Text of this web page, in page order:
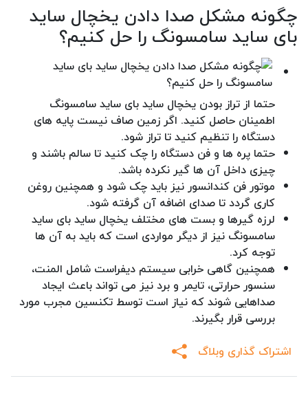
چگونه مشکل صدا دادن یخچال ساید
بای ساید سامسونگ را حل کنیم؟
حتما از تراز بودن یخچال ساید بای ساید سامسونگ
اطمینان حاصل کنید. اگر زمین صاف نیست پایه های
دستگاه را تنظیم کنید تا تراز شود.
حتما پره ها و فن دستگاه را چک کنید تا سالم باشند و
چیزی داخل آن ها گیر نکرده باشد.
موتور فن کندانسور نیز باید چک شود و همچنین روغن
کاری گردد تا صدای اضافه آن گرفته شود.
لرزه گیرها و بست های مختلف یخچال ساید بای ساید
سامسونگ نیز از دیگر مواردی است که باید به آن ها
توجه کرد.
همچنین گاهی خرابی سیستم دیفراست شامل المنت،
سنسور حرارتی، تایمر و برد نیز می تواند باعث ایجاد
صداهایی شوند که نیاز است توسط تکنسین مجرب مورد
بررسی قرار بگیرند.
اشتراک گذاری وبلاگ